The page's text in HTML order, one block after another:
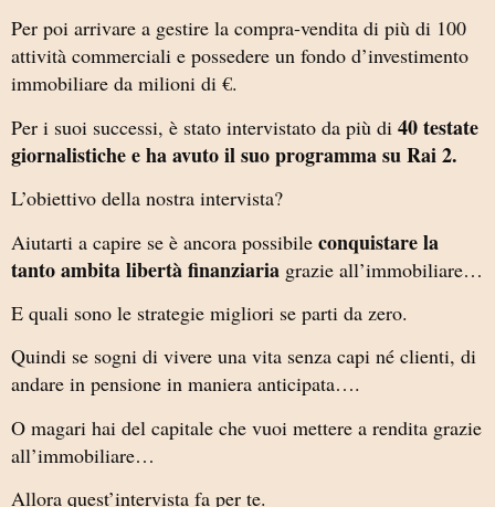
Per poi arrivare a gestire la compra-vendita di più di 100
attività commerciali e possedere un fondo d’investimento
immobiliare da milioni di €.
Per i suoi successi, è stato intervistato da più di 40 testate
giornalistiche e ha avuto il suo programma su Rai 2.
L’obiettivo della nostra intervista?
Aiutarti a capire se è ancora possibile conquistare la
tanto ambita libertà finanziaria grazie all’immobiliare…
E quali sono le strategie migliori se parti da zero.
Quindi se sogni di vivere una vita senza capi né clienti, di
andare in pensione in maniera anticipata….
O magari hai del capitale che vuoi mettere a rendita grazie
all’immobiliare…
Allora quest’intervista fa per te.